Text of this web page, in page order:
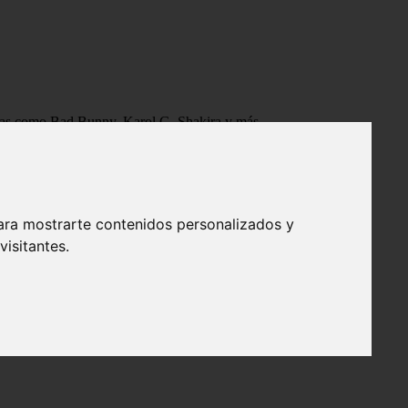
mostrarte contenidos personalizados y
como Bad Bunny, Karol G, Shakira y más.